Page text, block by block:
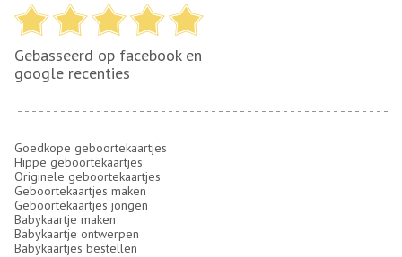
Gebasseerd op facebook en
google recenties
Goedkope geboortekaartjes
Hippe geboortekaartjes
Originele geboortekaartjes
Geboortekaartjes maken
Geboortekaartjes jongen
Babykaartje maken
Babykaartje ontwerpen
Babykaartjes bestellen